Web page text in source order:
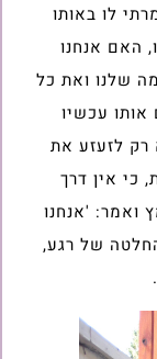
לו באותו
האם אנחנו
שלנו ואת כל
עכשיו
רק לזעזע את
כי אין דרך
ואמר: 'אנחנו
של רגע,